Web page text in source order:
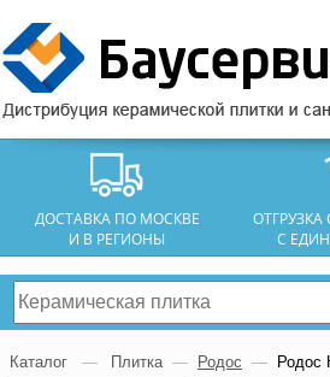
ДОСТАВКА ПО МОСКВЕ
И В РЕГИОНЫ
С
Каталог — Плитка — Родос — Родос